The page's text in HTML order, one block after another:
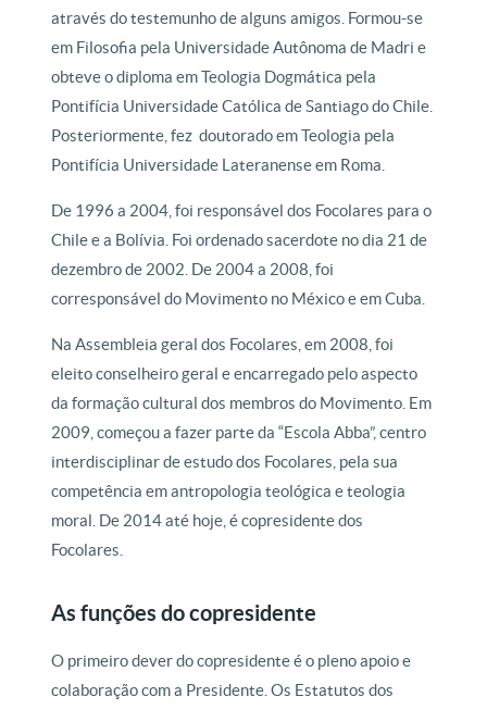
através do testemunho de alguns amigos. Formou-se
em Filosofia pela Universidade Autônoma de Madri e
obteve o diploma em Teologia Dogmática pela
Pontifícia Universidade Católica de Santiago do Chile.
Posteriormente, fez doutorado em Teologia pela
Pontifícia Universidade Lateranense em Roma.
De 1996 a 2004, foi responsável dos Focolares para o
Chile e a Bolívia. Foi ordenado sacerdote no dia 21 de
dezembro de 2002. De 2004 a 2008, foi
corresponsável do Movimento no México e em Cuba.
Na Assembleia geral dos Focolares, em 2008, foi
eleito conselheiro geral e encarregado pelo aspecto
da formação cultural dos membros do Movimento. Em
2009, começou a fazer parte da “Escola Abba”, centro
interdisciplinar de estudo dos Focolares, pela sua
competência em antropologia teológica e teologia
moral. De 2014 até hoje, é copresidente dos
Focolares.
As funções do copresidente
O primeiro dever do copresidente é o pleno apoio e
colaboração com a Presidente. Os Estatutos dos